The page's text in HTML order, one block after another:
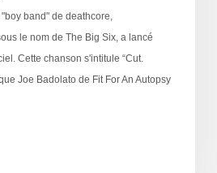
band" de deathcore,
le nom de The Big Six, a lancé
Cette chanson s'intitule “Cut.
Joe Badolato de Fit For An Autopsy